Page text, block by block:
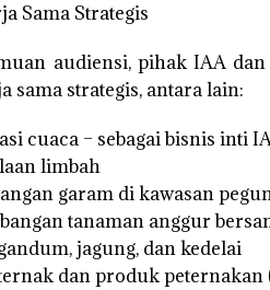
Sama Strategis
audiensi, pihak IAA
sama strategis, antara lain:
cuaca – sebagai bisnis inti
limbah
garam di kawasan
tanaman anggur
jagung, dan kedelai
dan produk peternakan